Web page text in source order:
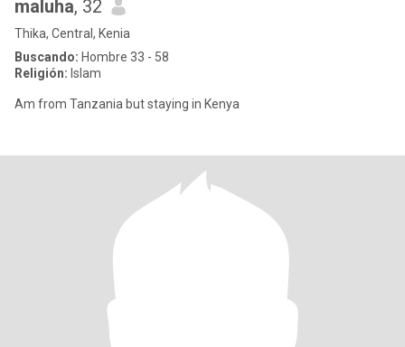
maluha, 32
Thika, Central, Kenia
Buscando: Hombre 33 - 58
Religión: Islam
Am from Tanzania but staying in Kenya